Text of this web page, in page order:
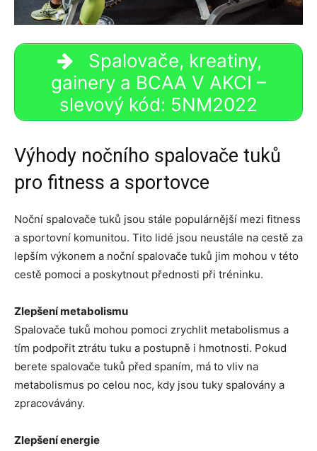
Spalovače, kreatiny,
gainery a BCAA V AKCI –
slevový kód: 5NM2022
Výhody nočního spalovače tuků
pro fitness a sportovce
Noční spalovače tuků jsou stále populárnější mezi fitness
a sportovní komunitou. Tito lidé jsou neustále na cestě za
lepším výkonem a noční spalovače tuků jim mohou v této
cestě pomoci a poskytnout přednosti při tréninku.
Zlepšení metabolismu
Spalovače tuků mohou pomoci zrychlit metabolismus a
tím podpořit ztrátu tuku a postupně i hmotnosti. Pokud
berete spalovače tuků před spaním, má to vliv na
metabolismus po celou noc, kdy jsou tuky spalovány a
zpracovávány.
Zlepšení energie